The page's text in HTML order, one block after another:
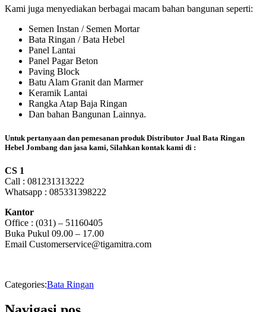
Kami juga menyediakan berbagai macam bahan bangunan seperti:
Semen Instan / Semen Mortar
Bata Ringan / Bata Hebel
Panel Lantai
Panel Pagar Beton
Paving Block
Batu Alam Granit dan Marmer
Keramik Lantai
Rangka Atap Baja Ringan
Dan bahan Bangunan Lainnya.
Untuk pertanyaan dan pemesanan produk Distributor Jual Bata Ringan
Hebel Jombang dan jasa kami, Silahkan kontak kami di :
CS 1
Call : 081231313222
Whatsapp : 085331398222
Kantor
Office : (031) – 51160405
Buka Pukul 09.00 – 17.00
Email Customerservice@tigamitra.com
Categories:Bata Ringan